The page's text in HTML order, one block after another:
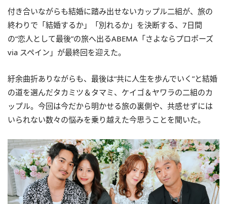
付き合いながらも結婚に踏み出せないカップル二組が、旅の
終わりで「結婚するか」「別れるか」を決断する、7日間
の“恋人として最後”の旅へ出るABEMA「さよならプロポーズ
via スペイン」が最終回を迎えた。
紆余曲折ありながらも、最後は“共に人生を歩んでいく”と結婚
の道を選んだタカミツ＆タマミ、ケイゴ＆ヤワラの二組のカ
ップル。今回は今だから明かせる旅の裏側や、共感せずには
いられない数々の悩みを乗り越えた今思うことを聞いた。